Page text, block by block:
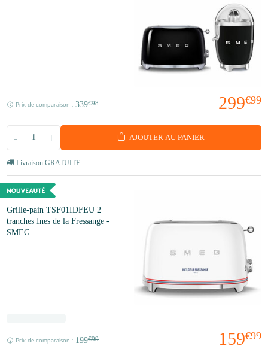
299€99
Prix de comparaison : 339€98
+
- AJOUTER AU PANIER
Livraison GRATUITE
Grille-pain TSF01IDFEU 2
tranches Ines de la Fressange -
SMEG
159€99
Prix de comparaison : 199€99